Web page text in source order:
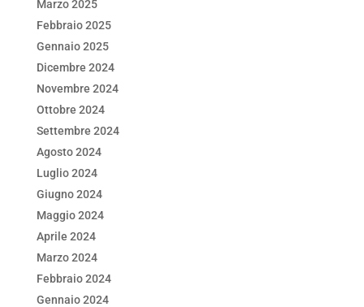
Marzo 2025
Febbraio 2025
Gennaio 2025
Dicembre 2024
Novembre 2024
Ottobre 2024
Settembre 2024
Agosto 2024
Luglio 2024
Giugno 2024
Maggio 2024
Aprile 2024
Marzo 2024
Febbraio 2024
Gennaio 2024